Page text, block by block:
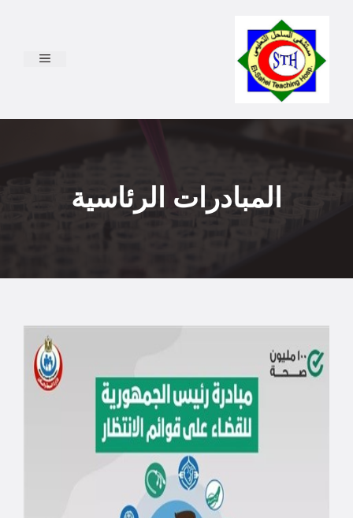
المحتوى
القائمة
المبادرات الرئاسية